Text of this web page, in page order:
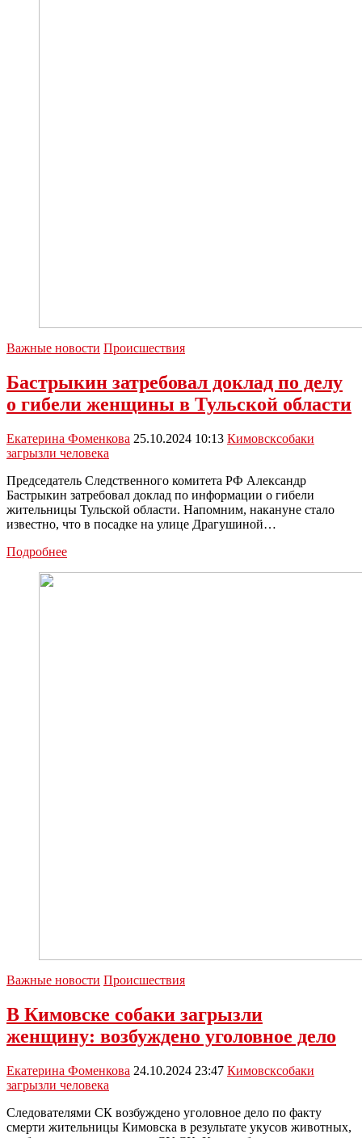
Важные новости Происшествия
Бастрыкин затребовал доклад по делу
о гибели женщины в Тульской области
Екатерина Фоменкова 25.10.2024 10:13 Кимовсксобаки
загрызли человека
Председатель Следственного комитета РФ Александр
Бастрыкин затребовал доклад по информации о гибели
жительницы Тульской области. Напомним, накануне стало
известно, что в посадке на улице Драгушиной…
ПодробнееБастрыкин
Важные новости Происшествия
В Кимовске собаки загрызли
женщину: возбуждено уголовное дело
Екатерина Фоменкова 24.10.2024 23:47 Кимовсксобаки
загрызли человека
Следователями СК возбуждено уголовное дело по факту
смерти жительницы Кимовска в результате укусов животных,